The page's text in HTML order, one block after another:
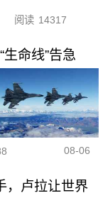
阅读 14317
命线”告急
08-06
，卢拉让世界